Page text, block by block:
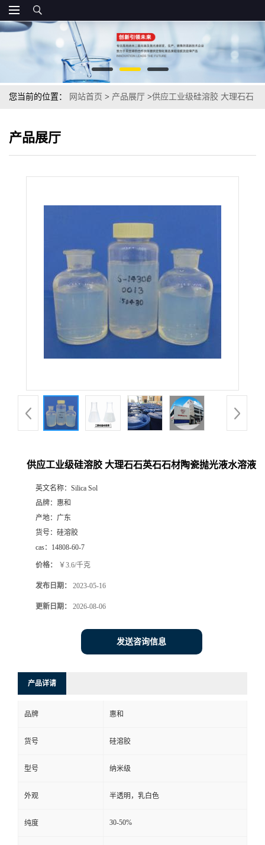
您当前的位置： 网站首页 > 产品展厅 >供应工业级硅溶胶 大理石石
产品展厅
供应工业级硅溶胶 大理石石英石石材陶瓷抛光液水溶液
英文名称： Silica Sol
品牌： 惠和
产地： 广东
货号： 硅溶胶
cas： 14808-60-7
价格： ￥3.6/千克
发布日期： 2023-05-16
更新日期： 2026-08-06
发送咨询信息
产品详请
品牌 惠和
货号 硅溶胶
型号 纳米级
外观 半透明，乳白色
纯度 30-50%